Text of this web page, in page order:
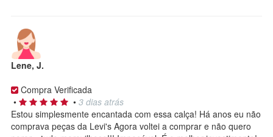
Lene, J.
Compra Verificada
•
• 3 dias atrás
Estou simplesmente encantada com essa calça! Há anos eu não
comprava peças da Levi's Agora voltei a comprar e não quero